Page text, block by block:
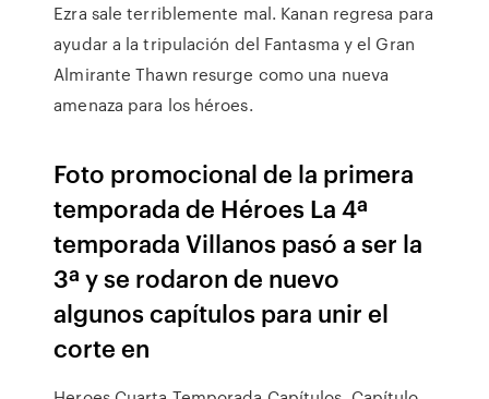
Ezra sale terriblemente mal. Kanan regresa para
ayudar a la tripulación del Fantasma y el Gran
Almirante Thawn resurge como una nueva
amenaza para los héroes.
Foto promocional de la primera
temporada de Héroes La 4ª
temporada Villanos pasó a ser la
3ª y se rodaron de nuevo
algunos capítulos para unir el
corte en